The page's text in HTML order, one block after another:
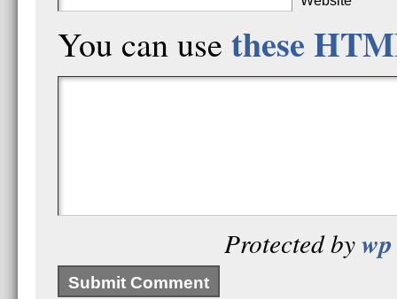
You can use these
Protected by